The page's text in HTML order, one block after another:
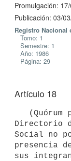
Promulgación:
Publicación: 03/
Registro Nacional
Tomo: 1
Semestre: 1
Año: 1986
Página: 29
Artículo 18
Directorio
Social no
presencia
sus